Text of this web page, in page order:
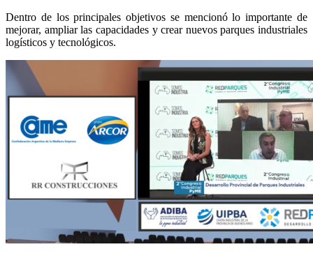
Dentro de los principales objetivos se mencionó lo importante de
mejorar, ampliar las capacidades y crear nuevos parques industriales
logísticos y tecnológicos.